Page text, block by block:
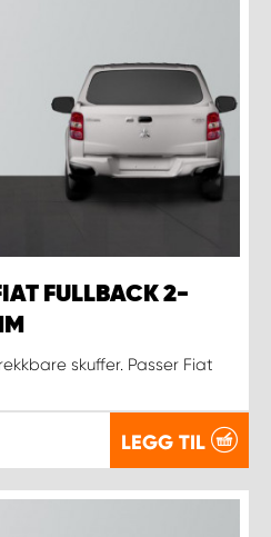
FULLBACK 2-
skuffer. Passer Fiat
LEGG TIL